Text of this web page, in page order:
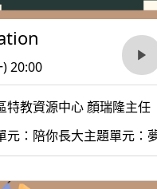
20:00
特教資源中心 顏瑞隆主任
元：陪你長大主題單元：